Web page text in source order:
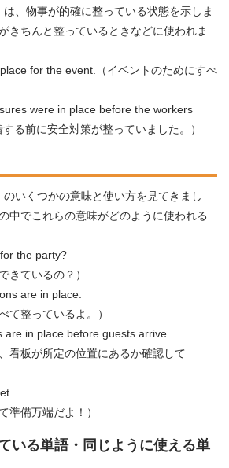
、物事が的確に整っている状態を示しま
きちんと整っているときなどに使われま
for the event.（イベントのためにすべ
were in place before the workers
る前に安全対策が整っていました。）
いくつかの意味と使い方を見てきまし
中でこれらの意味がどのように使われる
the party?
きているの？）
are in place.
て整っているよ。）
in place before guests arrive.
看板が所定の位置にあるか確認して
準備万端だよ！）
いる単語・同じように使える単